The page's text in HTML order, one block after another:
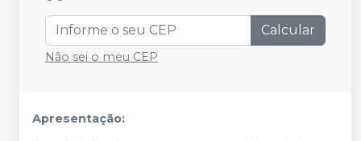
Calcular
Não sei o meu CEP
Apresentação: